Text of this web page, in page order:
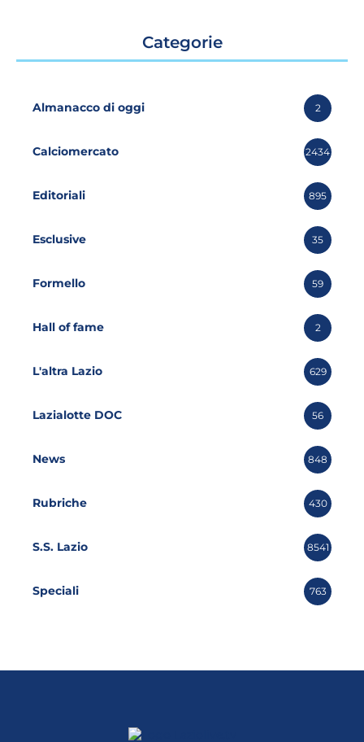
Categorie
Almanacco di oggi 2
Calciomercato 2434
Editoriali 895
Esclusive 35
Formello 59
Hall of fame 2
L'altra Lazio 629
Lazialotte DOC 56
News 848
Rubriche 430
S.S. Lazio 8541
Speciali 763